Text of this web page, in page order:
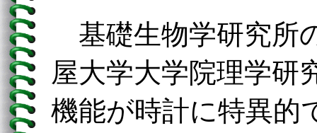
基礎生物学研究所
屋大学大学院理学研
機能が時計に特異的